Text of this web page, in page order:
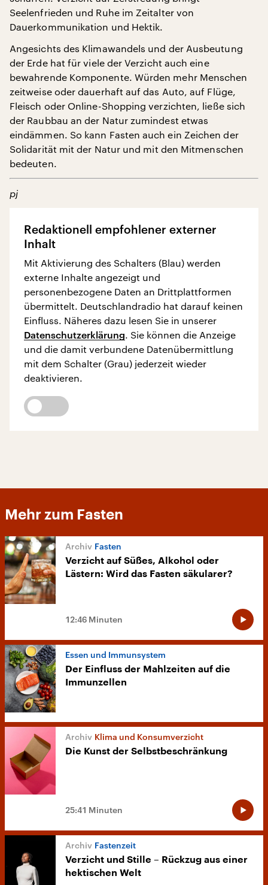
Seelenfrieden und Ruhe im Zeitalter von
Dauerkommunikation und Hektik.
Angesichts des Klimawandels und der Ausbeutung
der Erde hat für viele der Verzicht auch eine
bewahrende Komponente. Würden mehr Menschen
zeitweise oder dauerhaft auf das Auto, auf Flüge,
Fleisch oder Online-Shopping verzichten, ließe sich
der Raubbau an der Natur zumindest etwas
eindämmen. So kann Fasten auch ein Zeichen der
Solidarität mit der Natur und mit den Mitmenschen
bedeuten.
pj
Redaktionell empfohlener externer
Inhalt
Mit Aktivierung des Schalters (Blau) werden
externe Inhalte angezeigt und
personenbezogene Daten an Drittplattformen
übermittelt. Deutschlandradio hat darauf keinen
Einfluss. Näheres dazu lesen Sie in unserer
Datenschutzerklärung. Sie können die Anzeige
und die damit verbundene Datenübermittlung
mit dem Schalter (Grau) jederzeit wieder
deaktivieren.
Mehr zum Fasten
Fasten
Verzicht auf Süßes, Alkohol oder
Lästern: Wird das Fasten säkularer?
12:46 Minuten
Essen und Immunsystem
Der Einfluss der Mahlzeiten auf die
Immunzellen
Klima und Konsumverzicht
Die Kunst der Selbstbeschränkung
25:41 Minuten
Fastenzeit
Verzicht und Stille – Rückzug aus einer
hektischen Welt